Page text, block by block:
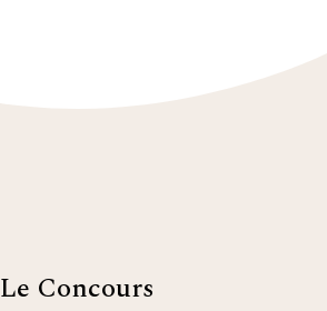
Le Concours